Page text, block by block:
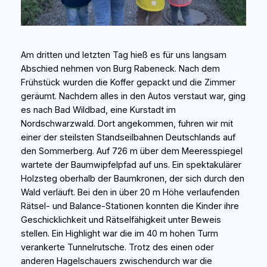
Am dritten und letzten Tag hieß es für uns langsam
Abschied nehmen von Burg Rabeneck. Nach dem
Frühstück wurden die Koffer gepackt und die Zimmer
geräumt. Nachdem alles in den Autos verstaut war, ging
es nach Bad Wildbad, eine Kurstadt im
Nordschwarzwald. Dort angekommen, fuhren wir mit
einer der steilsten Standseilbahnen Deutschlands auf
den Sommerberg. Auf 726 m über dem Meeresspiegel
wartete der Baumwipfelpfad auf uns. Ein spektakulärer
Holzsteg oberhalb der Baumkronen, der sich durch den
Wald verläuft. Bei den in über 20 m Höhe verlaufenden
Rätsel- und Balance-Stationen konnten die Kinder ihre
Geschicklichkeit und Rätselfähigkeit unter Beweis
stellen. Ein Highlight war die im 40 m hohen Turm
verankerte Tunnelrutsche. Trotz des einen oder
anderen Hagelschauers zwischendurch war die